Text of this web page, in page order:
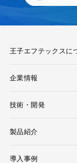
王子エフテックスに
企業情報
技術・開発
製品紹介
導入事例